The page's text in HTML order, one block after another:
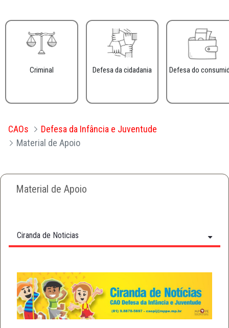
Criminal Defesa da cidadania Defesa do
CAOs
Defesa da Infância e Juventude
Material de Apoio
Material de Apoio
Ciranda de Noticias